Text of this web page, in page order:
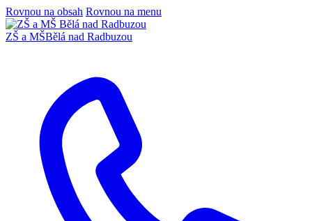
Rovnou na obsah Rovnou na menu
ZŠ a MŠBělá nad Radbuzou